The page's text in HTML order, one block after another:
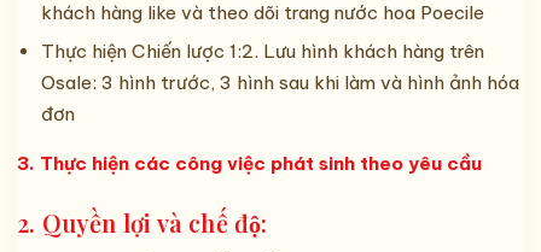
khách hàng like và theo dõi trang nước hoa Poecile
Thực hiện Chiến lược 1:2. Lưu hình khách hàng trên
Osale: 3 hình trước, 3 hình sau khi làm và hình ảnh hóa
đơn
3. Thực hiện các công việc phát sinh theo yêu cầu
2. Quyền lợi và chế độ: